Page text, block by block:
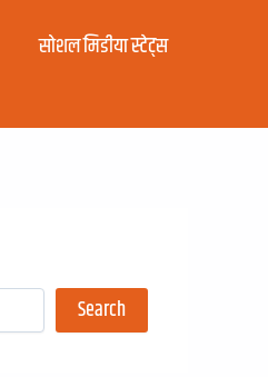
सोशल मिडीया स्टेट्स
Search